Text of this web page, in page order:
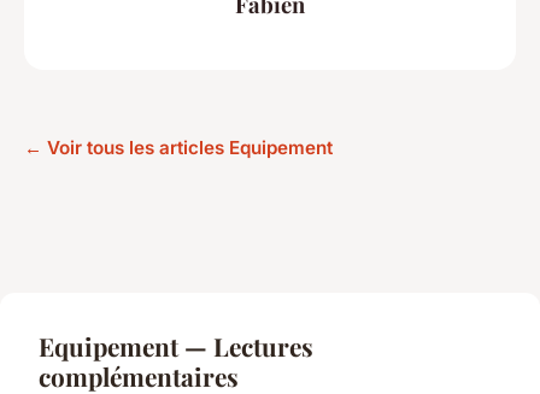
← Voir tous les articles Equipement
Equipement — Lectures
complémentaires